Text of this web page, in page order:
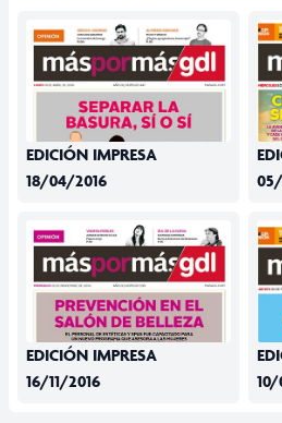
EDICIÓN IMPRESA
18/04/2016
EDICIÓN IMPRESA
16/11/2016